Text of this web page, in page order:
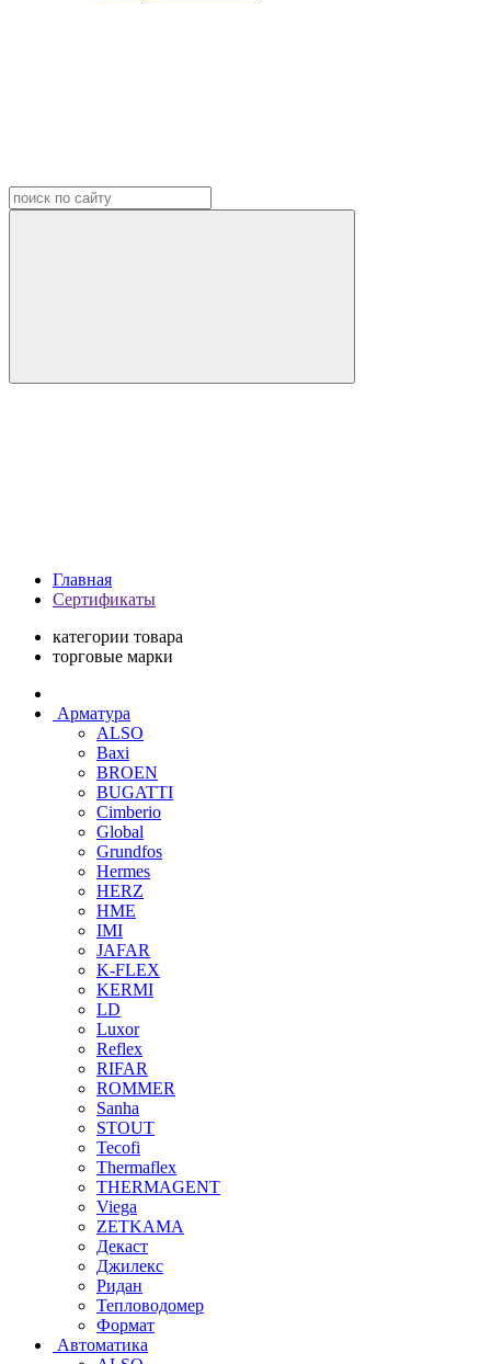
Главная
Сертификаты
категории товара
торговые марки
Арматура
ALSO
Baxi
BROEN
BUGATTI
Cimberio
Global
Grundfos
Hermes
HERZ
HME
IMI
JAFAR
K-FLEX
KERMI
LD
Luxor
Reflex
RIFAR
ROMMER
Sanha
STOUT
Tecofi
Thermaflex
THERMAGENT
Viega
ZETKAMA
Декаст
Джилекс
Ридан
Тепловодомер
Формат
Автоматика